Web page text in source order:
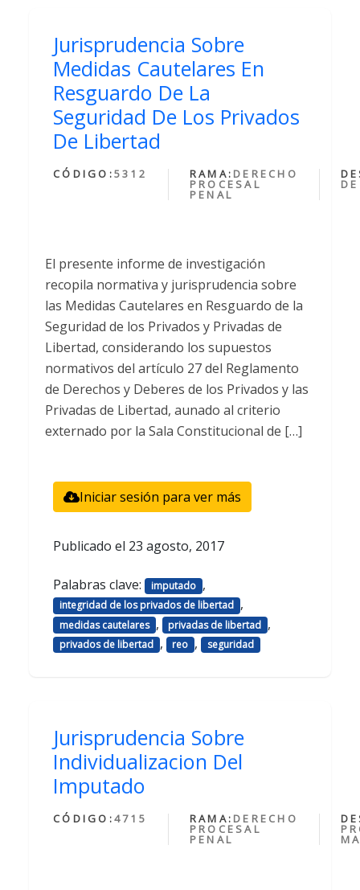
Jurisprudencia Sobre
Medidas Cautelares En
Resguardo De La
Seguridad De Los Privados
De Libertad
CÓDIGO:5312 RAMA: DERECHO
PROCESAL
PENAL
El presente informe de investigación
recopila normativa y jurisprudencia sobre
las Medidas Cautelares en Resguardo de la
Seguridad de los Privados y Privadas de
Libertad, considerando los supuestos
normativos del artículo 27 del Reglamento
de Derechos y Deberes de los Privados y las
Privadas de Libertad, aunado al criterio
externado por la Sala Constitucional de […]
Iniciar sesión para ver más
Publicado el 23 agosto, 2017
Palabras clave: imputado ,
integridad de los privados de libertad ,
medidas cautelares , privadas de libertad ,
privados de libertad , reo , seguridad
Jurisprudencia Sobre
Individualizacion Del
Imputado
CÓDIGO:4715 RAMA: DERECHO
PROCESAL
PENAL